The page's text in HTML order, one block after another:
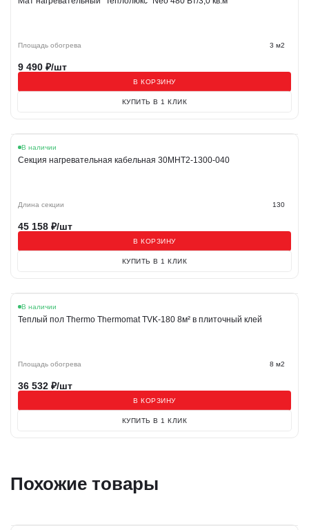
Площадь обогрева 3 м2
9 490 ₽/шт
В КОРЗИНУ
КУПИТЬ В 1 КЛИК
В наличии
Секция нагревательная кабельная 30МНТ2-1300-040
Длина секции 130
45 158 ₽/шт
В КОРЗИНУ
КУПИТЬ В 1 КЛИК
В наличии
Теплый пол Thermo Thermomat TVK-180 8м² в плиточный клей
Площадь обогрева 8 м2
36 532 ₽/шт
В КОРЗИНУ
КУПИТЬ В 1 КЛИК
Похожие товары